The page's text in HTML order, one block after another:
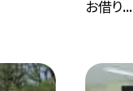
お借り...